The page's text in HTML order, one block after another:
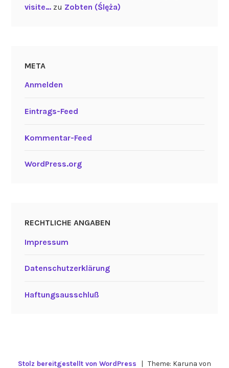
visite…zu Zobten (Ślęża)
META
Anmelden
Eintrags-Feed
Kommentar-Feed
WordPress.org
RECHTLICHE ANGABEN
Impressum
Datenschutzerklärung
Haftungsausschluß
Stolz bereitgestellt von WordPress | Theme: Karuna von